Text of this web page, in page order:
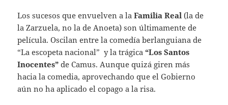
Los sucesos que envuelven a laFamilia Real (la de
la Zarzuela, no la de Anoeta) son últimamente de
película. Oscilan entre la comedía berlanguiana de
“La escopeta nacional” y la trágica“Los Santos
Inocentes”de Camus. Aunque quizá giren más
hacia la comedia, aprovechando que el Gobierno
aún no ha aplicado el copago a la risa.